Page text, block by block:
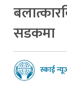
सडकमा
स्काई